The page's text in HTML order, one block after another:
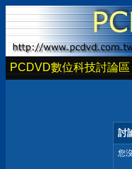
PCDVD數位科技討論區
討
您